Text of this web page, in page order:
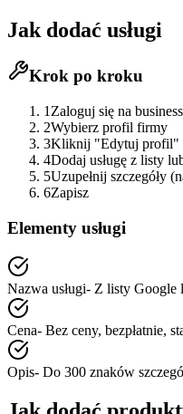
Jak dodać usługi
Krok po kroku
1 Zaloguj się na
2Wybierz profil firmy
3Kliknij "Edytuj
4Dodaj usługę z listy
5Uzupełnij szczegóły
6Zapisz
Elementy usługi
Nazwa usługi- Z listy Google
Cena- Bez ceny, bezpłatnie,
Opis- Do 300 znaków